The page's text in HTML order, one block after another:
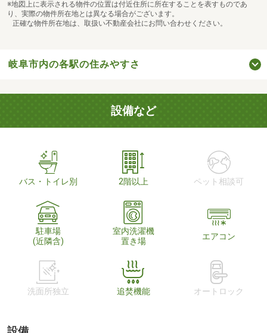
※地図上に表示される物件の位置は付近住所に所在することを表すものであ
り、実際の物件所在地とは異なる場合がございます。
正確な物件所在地は、取扱い不動産会社にお問い合わせください。
岐阜市内の各駅の住みやすさ
設備など
バス・トイレ別 2階以上 ペット相談可
駐車場
(近隣含)
室内洗濯機
置き場
エアコン
洗面所独立 追焚機能 オートロック